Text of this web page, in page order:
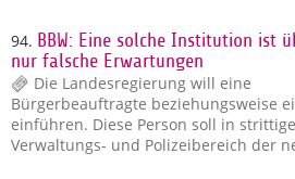
94. BBW: Eine solche Institution ist
nur falsche Erwartungen
Die Landesregierung will eine
Bürgerbeauftragte beziehungsweise
einführen. Diese Person soll in
Verwaltungs- und Polizeibereich der